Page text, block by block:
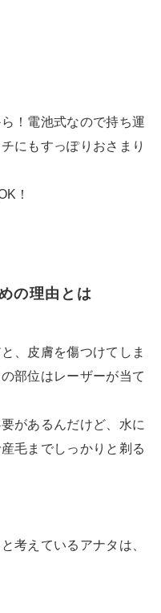
！電池式なので持ち運
にもすっぽりおさまり
！
の理由とは
、皮膚を傷つけてしま
部位はレーザーが当て
があるんだけど、水に
毛までしっかりと剃る
考えているアナタは、